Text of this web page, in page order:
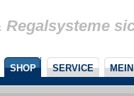
Regalsysteme
SHOP SERVICE